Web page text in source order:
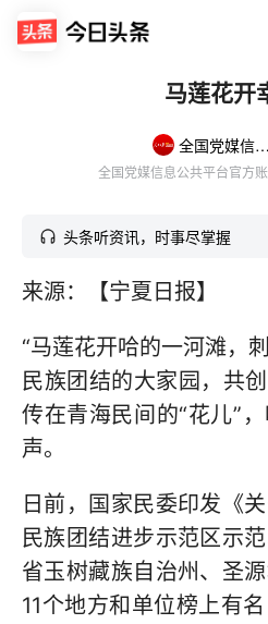
马莲花开
全国党媒信息公共平台
全国党媒信息公共平台官方
头条听资讯，时事尽掌握
来源：【宁夏日报】
“马莲花开哈的一河滩，
民族团结的大家园，共
传在青海民间的“花儿”
声。
日前，国家民委印发《
民族团结进步示范区示
省玉树藏族自治州、圣
11个地方和单位榜上有